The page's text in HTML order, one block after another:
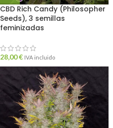
CBD Rich Candy (Philosopher
Seeds), 3 semillas
feminizadas
28,00€ IVA incluido